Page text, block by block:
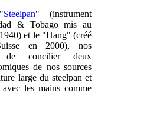
Steelpan" (instrument
& Tobago mis au
et le "Hang" (créé
en 2000), nos
de concilier deux
de nos sources
large du steelpan et
les mains comme